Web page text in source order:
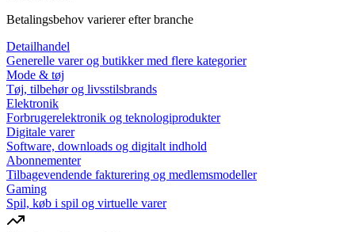
Betalingsbehov varierer efter branche
Detailhandel
Generelle varer og butikker med flere kategorier
Mode & tøj
Tøj, tilbehør og livsstilsbrands
Elektronik
Forbrugerelektronik og teknologiprodukter
Digitale varer
Software, downloads og digitalt indhold
Abonnementer
Tilbagevendende fakturering og medlemsmodeller
Gaming
Spil, køb i spil og virtuelle varer